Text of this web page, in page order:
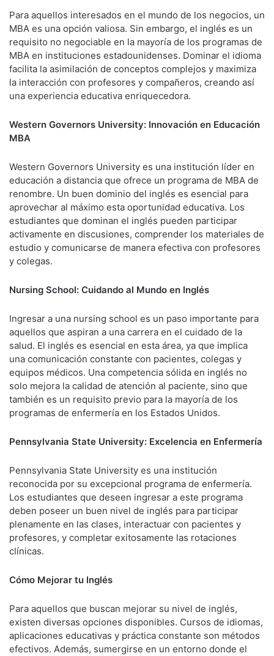
Para aquellos interesados en el mundo de los negocios, un
MBA es una opción valiosa. Sin embargo, el inglés es un
requisito no negociable en la mayoría de los programas de
MBA en instituciones estadounidenses. Dominar el idioma
facilita la asimilación de conceptos complejos y maximiza
la interacción con profesores y compañeros, creando así
una experiencia educativa enriquecedora.
Western Governors University: Innovación en Educación
MBA
Western Governors University es una institución líder en
educación a distancia que ofrece un programa de MBA de
renombre. Un buen dominio del inglés es esencial para
aprovechar al máximo esta oportunidad educativa. Los
estudiantes que dominan el inglés pueden participar
activamente en discusiones, comprender los materiales de
estudio y comunicarse de manera efectiva con profesores
y colegas.
Nursing School: Cuidando al Mundo en Inglés
Ingresar a una nursing school es un paso importante para
aquellos que aspiran a una carrera en el cuidado de la
salud. El inglés es esencial en esta área, ya que implica
una comunicación constante con pacientes, colegas y
equipos médicos. Una competencia sólida en inglés no
solo mejora la calidad de atención al paciente, sino que
también es un requisito previo para la mayoría de los
programas de enfermería en los Estados Unidos.
Pennsylvania State University: Excelencia en Enfermería
Pennsylvania State University es una institución
reconocida por su excepcional programa de enfermería.
Los estudiantes que deseen ingresar a este programa
deben poseer un buen nivel de inglés para participar
plenamente en las clases, interactuar con pacientes y
profesores, y completar exitosamente las rotaciones
clínicas.
Cómo Mejorar tu Inglés
Para aquellos que buscan mejorar su nivel de inglés,
existen diversas opciones disponibles. Cursos de idiomas,
aplicaciones educativas y práctica constante son métodos
efectivos. Además, sumergirse en un entorno donde el